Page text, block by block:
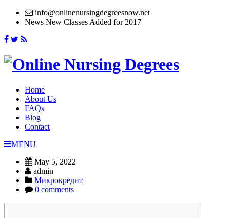
info@onlinenursingdegreesnow.net
News New Classes Added for 2017
Home
About Us
FAQs
Blog
Contact
MENU
May 5, 2022
admin
Микрокредит
0 comments